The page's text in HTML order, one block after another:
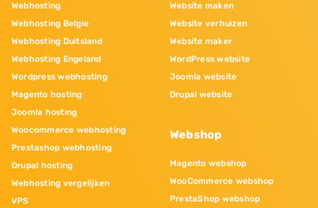
Webhosting
Webhosting Belgie
Webhosting Duitsland
Webhosting Engeland
Wordpress webhosting
Magento hosting
Joomla hosting
Woocommerce webhosting
Prestashop webhosting
Drupal hosting
Webhosting vergelijken
VPS
Website maken
Website verhuizen
Website maker
WordPress website
Joomla website
Drupal website
Webshop
Magento webshop
WooCommerce webshop
PrestaShop webshop